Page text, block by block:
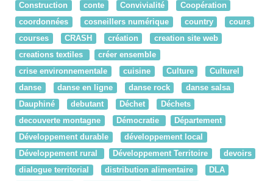
Construction
conte Convivialité
Coopération
coordonnées
cosneillers numérique country
cours
courses
CRASH création
creation site web
creations textiles
créer ensemble
crise environnementale
cuisine Culture
Culturel
danse
danse en ligne danse rock
danse salsa
Dauphiné
debutant Déchet
Déchets
decouverte montagne
Démocratie
Département
Développement durable
développement local
Développement rural
Développement Territoire
devoirs
dialogue territorial
distribution alimentaire
DLA